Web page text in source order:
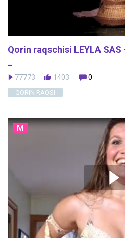
Qorin raqschisi LEYLA
77773 1403 0
QORIN RAQSI
M